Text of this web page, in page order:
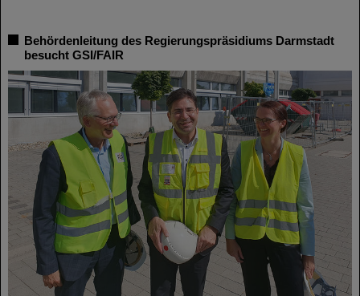
Behördenleitung des Regierungspräsidiums Darmstadt
besucht GSI/FAIR